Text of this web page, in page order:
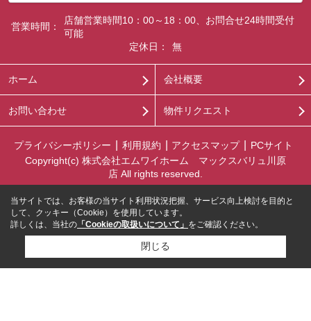
営業時間：
店舗営業時間10：00～18：00、お問合せ24時間受付
可能
定休日：
無
ホーム 会社概要
お問い合わせ 物件リクエスト
プライバシーポリシー 利用規約 アクセスマップ
PCサイト
Copyright(c) 株式会社エムワイホーム マックスバリュ川原
店 All rights reserved.
当サイトでは、お客様の当サイト利用状況把握、サービス向上検討を目的と
して、クッキー（Cookie）を使用しています。
詳しくは、当社の 「Cookieの取扱いについて」 をご確認ください。
閉じる